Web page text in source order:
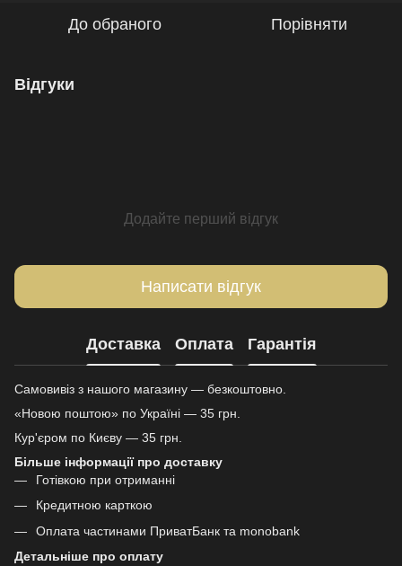
До обраного Порівняти
Відгуки
Додайте перший відгук
Написати відгук
Доставка Оплата Гарантія
Самовивіз з нашого магазину — безкоштовно.
«Новою поштою» по Україні — 35 грн.
Кур'єром по Києву — 35 грн.
Більше інформації про доставку
Готівкою при отриманні
Кредитною карткою
Оплата частинами ПриватБанк та monobank
Детальніше про оплату